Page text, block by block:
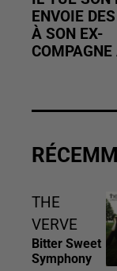
ENVOIE
À SON EX-
THE
VERVE
Bitter Sweet
Symphony